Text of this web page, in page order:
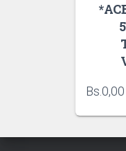
Bs. 0,00